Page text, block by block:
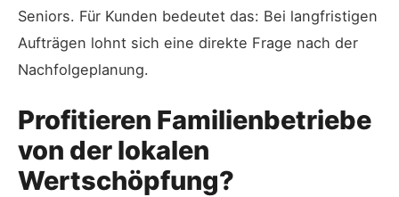
Seniors. Für Kunden bedeutet das: Bei langfristigen
Aufträgen lohnt sich eine direkte Frage nach der
Nachfolgeplanung.
Profitieren Familienbetriebe
von der lokalen
Wertschöpfung?